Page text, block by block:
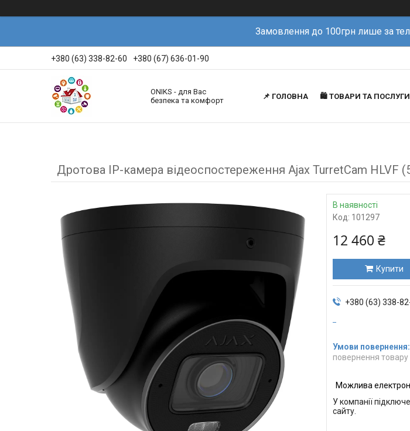
Замовлення до 100грн лише за
+380 (63) 338-82-60 +380 (67) 636-01-90
ONIKS - для Вас
безпека та комфорт
📌 ГОЛОВНА 🛍️ ТОВАРИ ТА ПОСЛУГИ
Дротова IP-камера відеоспостереження Ajax TurretCam HLVF
В наявності
Код: 101297
12 460 ₴
Купити
+380 (63) 338-
повернення товару
У компанії
сайту.